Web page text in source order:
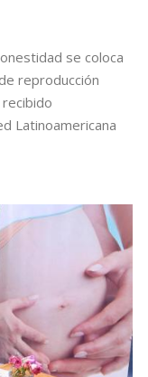
se coloca
reproducción
Latinoamericana